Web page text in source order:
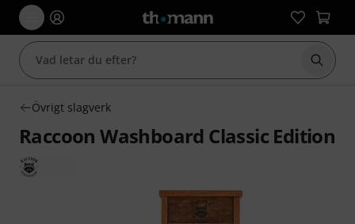
Börja
Övrigt slagverk
Raccoon Washboard Classic Edition